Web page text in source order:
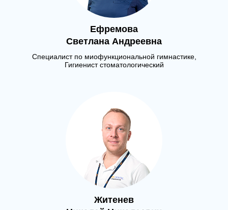
Ефремова
Светлана Андреевна
Специалист по миофункциональной гимнастике,
Гигиенист стоматологический
Житенев